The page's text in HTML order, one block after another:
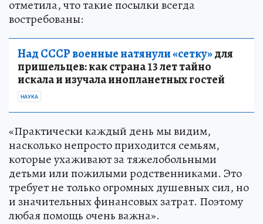
отметила, что такие посылки всегда
востребованы:
Над СССР военные натянули «сетку»для
пришельцев: как страна 13 лет тайно
искала и изучала инопланетных гостей
НАУКА
«Практически каждый день мы видим,
насколько непросто приходится семьям,
которые ухаживают за тяжелобольными
детьми или пожилыми родственниками. Это
требует не только огромных душевных сил, но
и значительных финансовых затрат. Поэтому
любая помощь очень важна».